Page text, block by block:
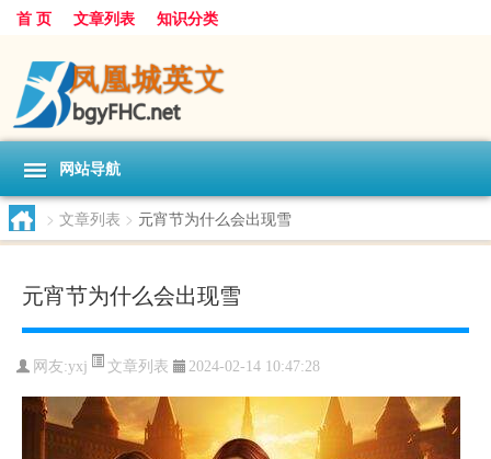
首 页 文章列表 知识分类
网站导航
> 文章列表 > 元宵节为什么会出现雪
元宵节为什么会出现雪
网友:yxj 文章列表 2024-02-14 10:47:28